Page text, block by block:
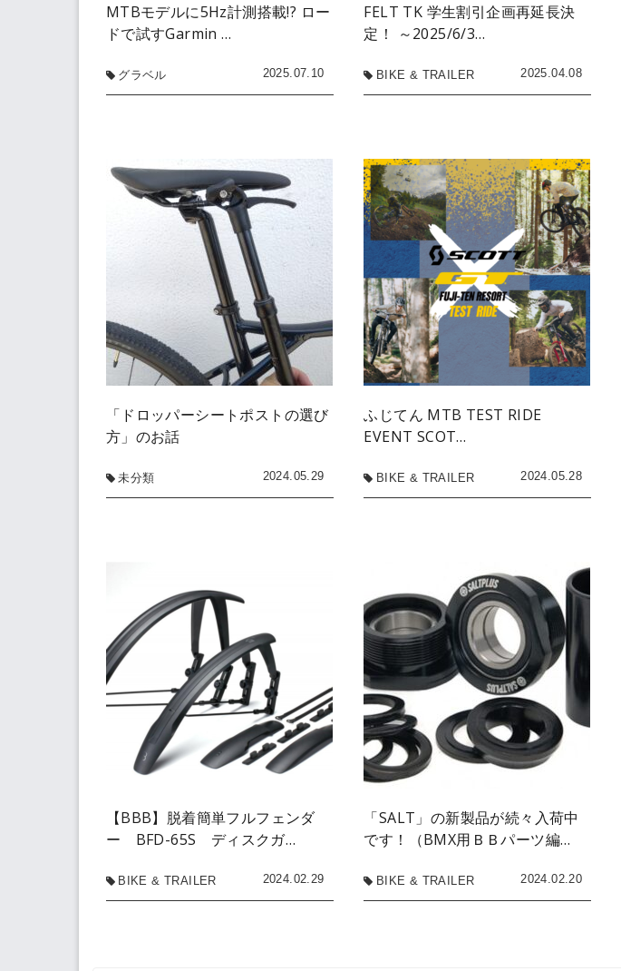
MTBモデルに5Hz計測搭載!? ロー
ドで試すGarmin …
グラベル 2025.07.10
FELT TK 学生割引企画再延長決
定！ ～2025/6/3…
BIKE & TRAILER 2025.04.08
「ドロッパーシートポストの選び
方」のお話
未分類 2024.05.29
ふじてん MTB TEST RIDE
EVENT SCOT…
BIKE & TRAILER 2024.05.28
【BBB】脱着簡単フルフェンダ
ー BFD-65S ディスクガ…
BIKE & TRAILER 2024.02.29
「SALT」の新製品が続々入荷中
です！（BMX用ＢＢパーツ編…
BIKE & TRAILER 2024.02.20